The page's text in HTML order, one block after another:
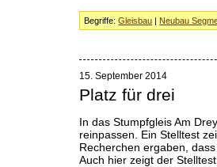
Begriffe:Gleisbau Neubau
15. September 2014
Platz für drei
In das Stumpfgleis Am
reinpassen. Ein Stelltest
Recherchen ergaben,
Auch hier zeigt der